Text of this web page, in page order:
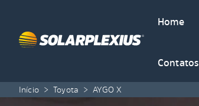
Home
Contatos
Início > Toyota > AYGO X